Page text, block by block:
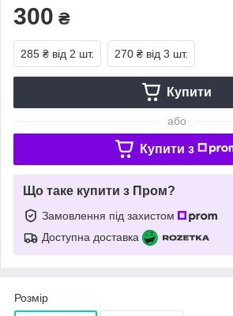
300 ₴
285 ₴ від 2 шт. 270 ₴ від 3 шт.
Купити
або
Купити з
Що таке купити з Пром?
Замовлення під захистом
Доступна доставка
Розмір